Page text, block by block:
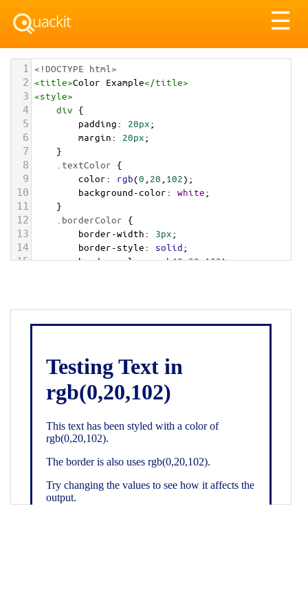
☰
1 <!DOCTYPE html>
2 <title>Color Example</title>
3 <style>
4 div {
5 padding: 20px;
6 margin: 20px;
7 }
8 .textColor {
9 color: rgb(0 20 102);
10 background-color: white;
11 }
12 .borderColor {
13 border-width: 3px;
14 border-style: solid;
15 border-color: rgb(0,20,102);
}
background linear-gradient
white, rgb(0,20 ,102));
color: white;
}